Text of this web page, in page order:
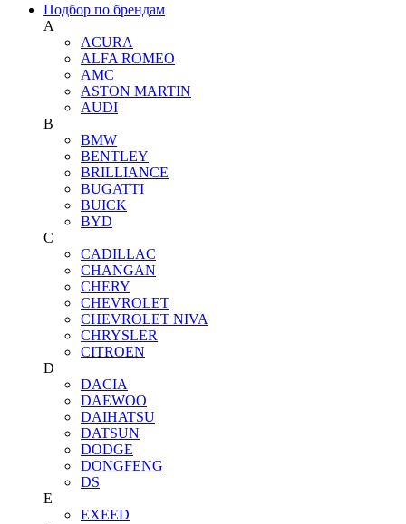
Подбор по брендам
A
ACURA
ALFA ROMEO
AMC
ASTON MARTIN
AUDI
B
BMW
BENTLEY
BRILLIANCE
BUGATTI
BUICK
BYD
C
CADILLAC
CHANGAN
CHERY
CHEVROLET
CHEVROLET NIVA
CHRYSLER
CITROEN
D
DACIA
DAEWOO
DAIHATSU
DATSUN
DODGE
DONGFENG
DS
E
EXEED